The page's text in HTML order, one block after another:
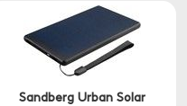
Sandberg Urban Solar